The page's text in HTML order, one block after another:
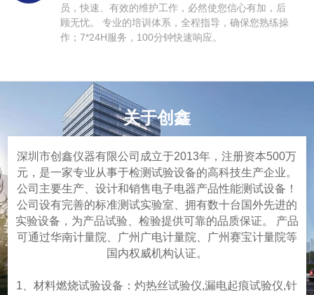
员，快速、有效的维护工作，必然使您信心有加，后
顾无忧。 专业的培训体系，全程指导，确保您熟练操
作；7*24H服务，100分钟快速响应。
关于创鑫
深圳市创鑫仪器有限公司成立于2013年，注册资本500万
元，是一家专业从事于检测试验设备的高科技生产企业。
公司主要生产、设计和销售电子电器产品性能测试设备！
公司设有完善的标准测试实验室、拥有数十台国外先进的
实验设备，为产品试验、检验提供可靠的品质保证。 产品
可通过华南计量院、广州广电计量院、广州赛宝计量院等
国内权威机构认证。
1、材料燃烧试验设备：灼热丝试验仪,漏电起痕试验仪,针